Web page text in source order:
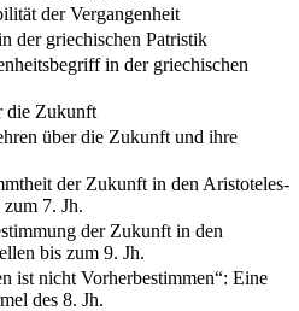
der Vergangenheit
der griechischen Patristik
in der griechischen
die Zukunft
über die Zukunft und ihre
der Zukunft in den Aristoteles-
7. Jh.
der Zukunft in den
bis zum 9. Jh.
ist nicht Vorherbestimmen“: Eine
des 8. Jh.